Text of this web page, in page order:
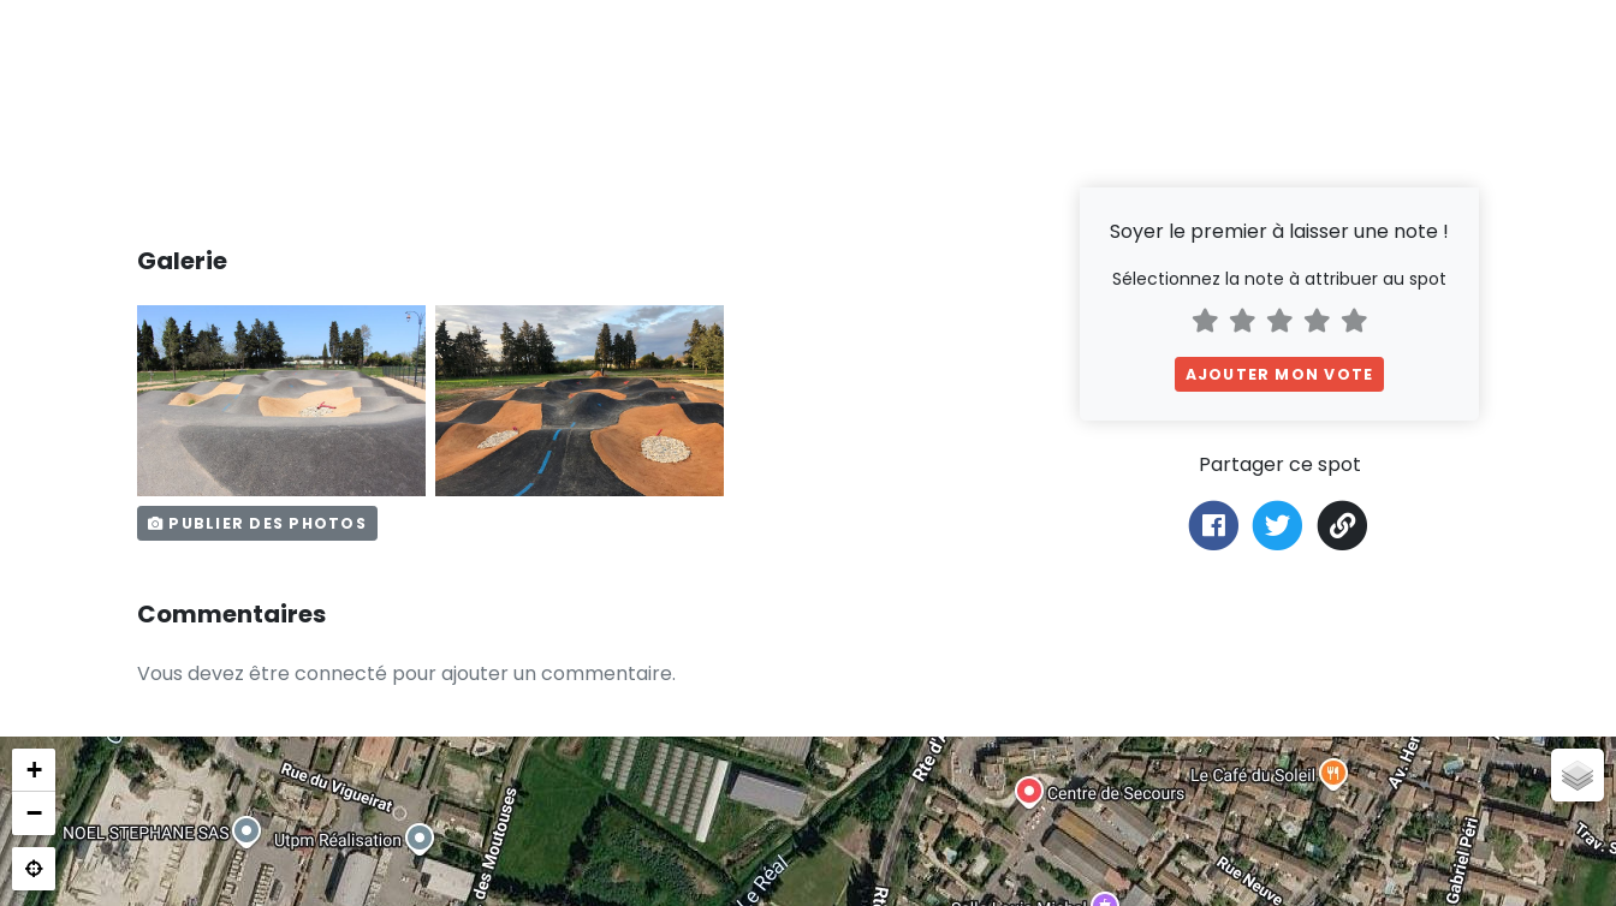
Galerie
PUBLIER DES PHOTOS
Commentaires
Vous devez être connecté pour ajouter un commentaire.
Soyer le premier à laisser une note !
Sélectionnez la note à attribuer au spot
AJOUTER MON VOTE
Partager ce spot
+
−